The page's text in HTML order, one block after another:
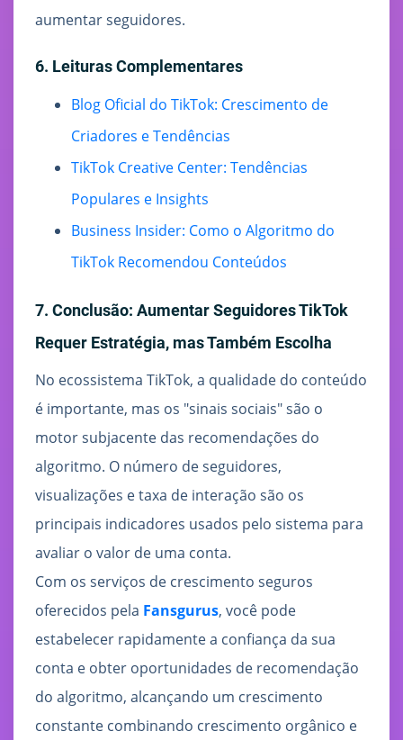
aumentar seguidores.
6. Leituras Complementares
Blog Oficial do TikTok: Crescimento de
Criadores e Tendências
TikTok Creative Center: Tendências
Populares e Insights
Business Insider: Como o Algoritmo do
TikTok Recomendou Conteúdos
7. Conclusão: Aumentar Seguidores TikTok
Requer Estratégia, mas Também Escolha
No ecossistema TikTok, a qualidade do conteúdo
é importante, mas os "sinais sociais" são o
motor subjacente das recomendações do
algoritmo. O número de seguidores,
visualizações e taxa de interação são os
principais indicadores usados pelo sistema para
avaliar o valor de uma conta.
Com os serviços de crescimento seguros
oferecidos pela Fansgurus, você pode
estabelecer rapidamente a confiança da sua
conta e obter oportunidades de recomendação
do algoritmo, alcançando um crescimento
constante combinando crescimento orgânico e